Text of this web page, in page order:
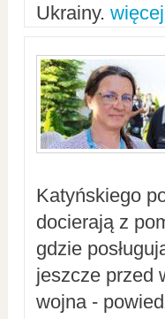
Ukrainy.
Katyńskiego
docierają z
gdzie
jeszcze przed
wojna -